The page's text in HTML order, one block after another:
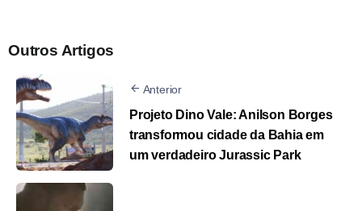
Outros Artigos
Anterior
Projeto Dino Vale: Anilson Borges
transformou cidade da Bahia em
um verdadeiro Jurassic Park